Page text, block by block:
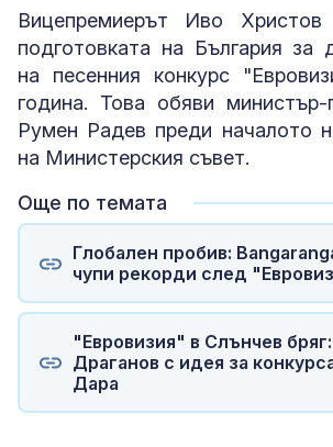
Вицепремиерът Иво
подготовката на България за
на песенния конкурс
година. Това обяви министър-
Румен Радев преди началото
на Министерския съвет.
Още по темата
Глобален пробив:
чупи рекорди след
"Евровизия" в Слънчев
Драганов с идея за
Дара